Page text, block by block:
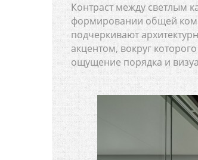
Контраст между светлым
формировании общей
подчеркивают
акцентом, вокруг
ощущение порядка и